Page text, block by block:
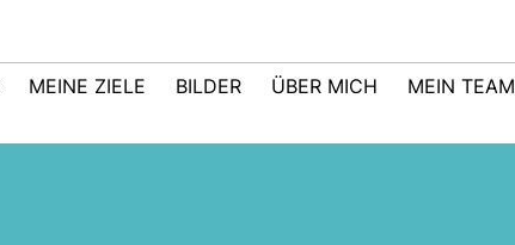
MEINE ZIELE BILDER ÜBER MICH
MEIN TEAM